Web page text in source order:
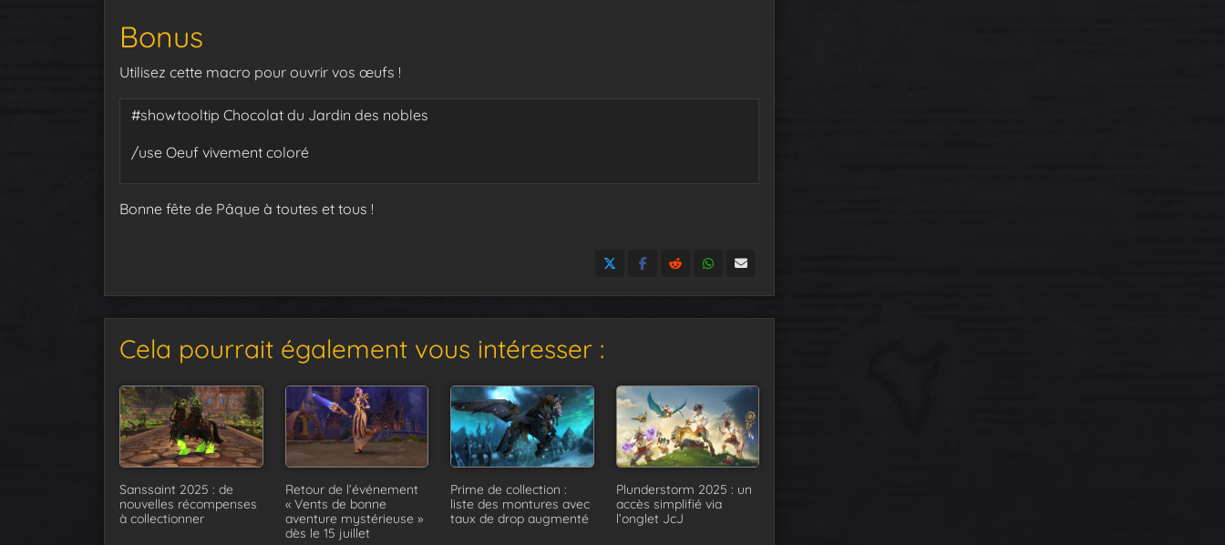
Bonus
Utilisez cette macro pour ouvrir vos œufs !
#showtooltip Chocolat du Jardin des nobles
/use Oeuf vivement coloré
Bonne fête de Pâque à toutes et tous !
Cela pourrait également vous intéresser :
Sanssaint 2025 : de
nouvelles récompenses
à collectionner
Retour de l’événement
« Vents de bonne
aventure mystérieuse »
dès le 15 juillet
Prime de collection :
liste des montures avec
taux de drop augmenté
Plunderstorm 2025 : un
accès simplifié via
l’onglet JcJ